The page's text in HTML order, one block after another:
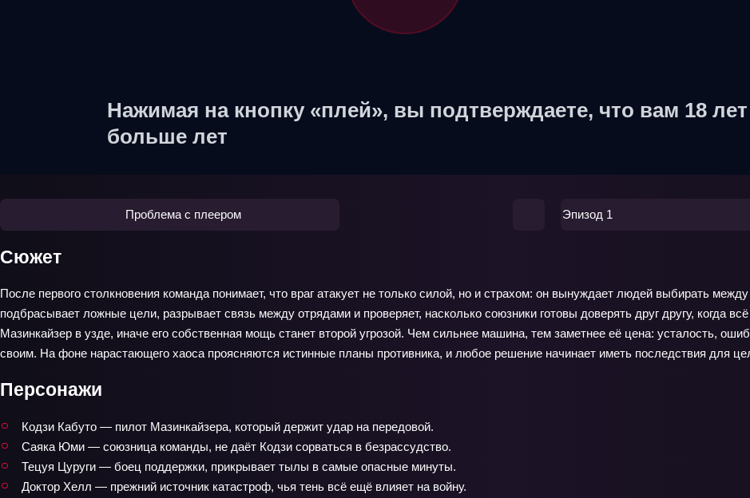
Нажимая на кнопку «плей», вы подтверждаете, что вам 18
больше лет
Проблема с плеером Эпизод 1
Сюжет
После первого столкновения команда понимает, что враг атакует не только силой, но и страхом: он вынуждает людей выбирать
подбрасывает ложные цели, разрывает связь между отрядами и проверяет, насколько союзники готовы доверять друг другу, когда
Мазинкайзер в узде, иначе его собственная мощь станет второй угрозой. Чем сильнее машина, тем заметнее её цена: усталость,
своим. На фоне нарастающего хаоса проясняются истинные планы противника, и любое решение начинает иметь последствия для
Персонажи
Кодзи Кабуто — пилот Мазинкайзера, который держит удар на передовой.
Саяка Юми — союзница команды, не даёт Кодзи сорваться в безрассудство.
Тецуя Цуруги — боец поддержки, прикрывает тылы в самые опасные минуты.
Доктор Хелл — прежний источник катастроф, чья тень всё ещё влияет на войну.